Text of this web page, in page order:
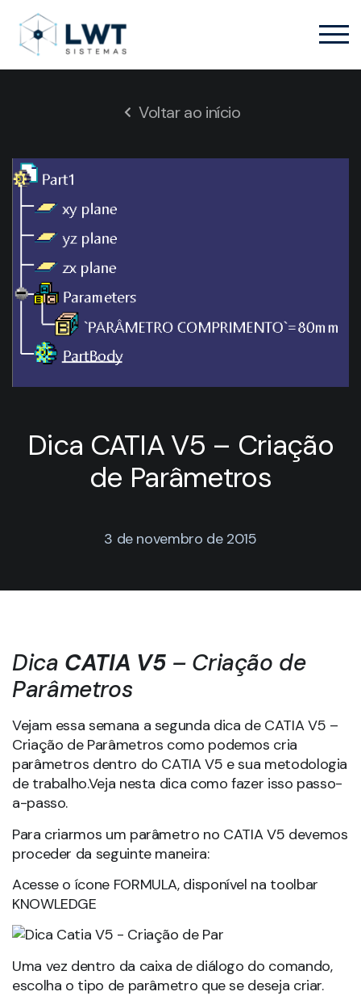
Voltar ao início
Dica CATIA V5 – Criação
de Parâmetros
3 de novembro de 2015
Dica CATIA V5– Criação de
Parâmetros
Vejam essa semana a segunda dica de CATIA V5 –
Criação de Parâmetros como podemos cria
parâmetros dentro do CATIA V5 e sua metodologia
de trabalho.Veja nesta dica como fazer isso passo-
a-passo.
Para criarmos um parâmetro no CATIA V5 devemos
proceder da seguinte maneira:
Acesse o ícone FORMULA, disponível na toolbar
KNOWLEDGE
Uma vez dentro da caixa de diálogo do comando,
escolha o tipo de parâmetro que se deseja criar.